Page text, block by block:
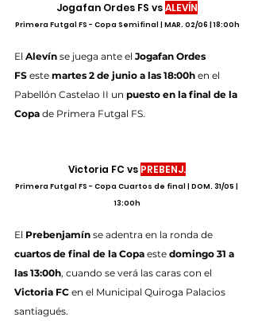
Jogafan Ordes FS vs ALEVÍN
Primera Futgal FS - Copa Semifinal | MAR. 02/06 | 18:00h
El Alevín se juega ante el Jogafan Ordes
FS este martes 2 de junio a las 18:00h en el
Pabellón Castelao II un puesto en la final de la
Copa de Primera Futgal FS.
Victoria FC vs PREBENJ.
Primera Futgal FS - Copa Cuartos de final | DOM. 31/05 |
13:00h
El Prebenjamín se adentra en la ronda de
cuartos de final de la Copa este domingo 31 a
las 13:00h, cuando se verá las caras con el
Victoria FC en el Municipal Quiroga Palacios
santiagués.